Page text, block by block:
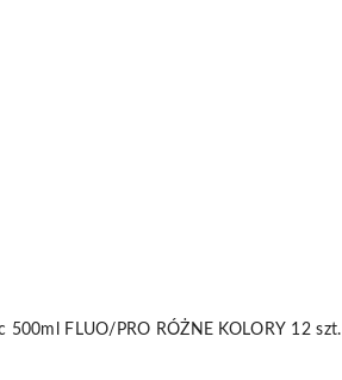
500ml FLUO/PRO RÓŻNE KOLORY 12 szt.